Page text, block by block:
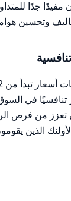
جدًا
وتحسين
تنافسيًا في
تعزز من فرص
الذين